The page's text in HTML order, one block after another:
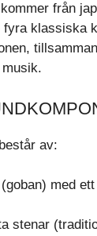
kommer från
klassiska
av:
med
stenar